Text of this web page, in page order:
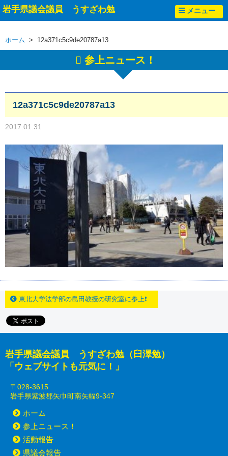
岩手県議会議員 うすざわ勉 メニュー
ホーム > 12a371c5c9de20787a13
参上ニュース！
12a371c5c9de20787a13
2017.01.31
東北大学法学部の島田教授の研究室に参上❗
岩手県議会議員 うすざわ勉（臼澤勉）
「ウェブサイトも元気に！」
〒028-3615
岩手県紫波郡矢巾町南矢幅9-347
ホーム
参上ニュース！
活動報告
県議会報告